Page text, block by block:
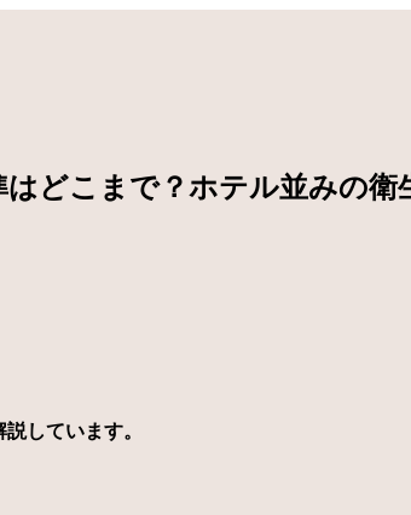
どこまで？ホテル並みの衛
しています。